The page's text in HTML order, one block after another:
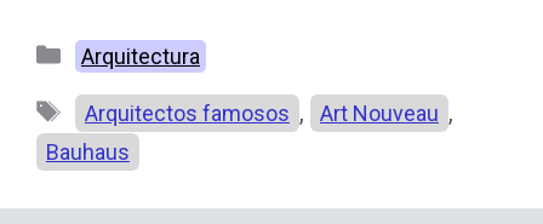
Categorías
Arquitectura
Etiquetas
Arquitectos famosos , Art Nouveau ,
Bauhaus